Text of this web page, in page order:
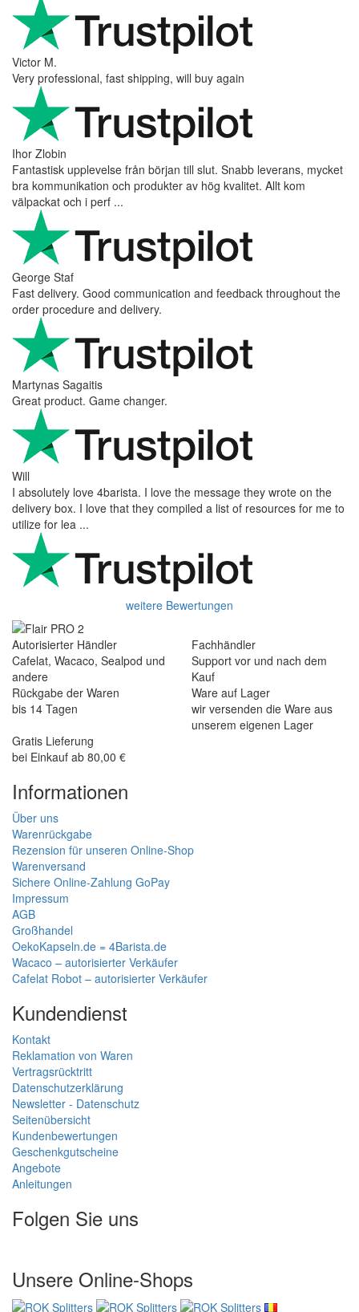
Victor M.
Very professional, fast shipping, will buy again
Ihor Zlobin
Fantastisk upplevelse från början till slut. Snabb leverans, mycket
bra kommunikation och produkter av hög kvalitet. Allt kom
välpackat och i perf ...
George Staf
Fast delivery. Good communication and feedback throughout the
order procedure and delivery.
Martynas Sagaitis
Great product. Game changer.
Will
I absolutely love 4barista. I love the message they wrote on the
delivery box. I love that they compiled a list of resources for me to
utilize for lea ...
weitere Bewertungen
Autorisierter Händler
Cafelat, Wacaco, Sealpod und
andere
Fachhändler
Support vor und nach dem
Kauf
Rückgabe der Waren
bis 14 Tagen
Ware auf Lager
wir versenden die Ware aus
unserem eigenen Lager
Gratis Lieferung
bei Einkauf ab 80,00 €
Informationen
Über uns
Warenrückgabe
Rezension für unseren Online-Shop
Warenversand
Sichere Online-Zahlung GoPay
Impressum
AGB
Großhandel
OekoKapseln.de = 4Barista.de
Wacaco – autorisierter Verkäufer
Cafelat Robot – autorisierter Verkäufer
Kundendienst
Kontakt
Reklamation von Waren
Vertragsrücktritt
Datenschutzerklärung
Newsletter - Datenschutz
Seitenübersicht
Kundenbewertungen
Geschenkgutscheine
Angebote
Anleitungen
Folgen Sie uns
Unsere Online-Shops